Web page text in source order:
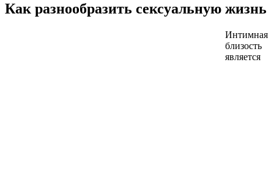
Как разнообразить сексуальную жизнь
Интимная
близость
является